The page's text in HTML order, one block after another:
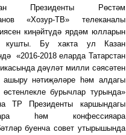
Президенты Рөстәм
«Хозур-ТВ» телеканалы
киңәйтүдә ярдәм юлларын
кушты. Бу хакта ул Казан
«2016-2018 еларда Татарстан
дәүләт милли сәясәтен
ашыру нәтиҗәләре һәм алдагы
бурычлар турында»
ТР Президенты каршындагы
һәм конфессияара
буенча совет утырышында